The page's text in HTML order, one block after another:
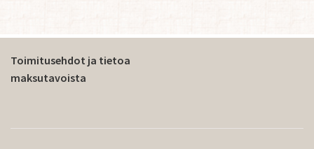
Toimitusehdot ja tietoa
maksutavoista